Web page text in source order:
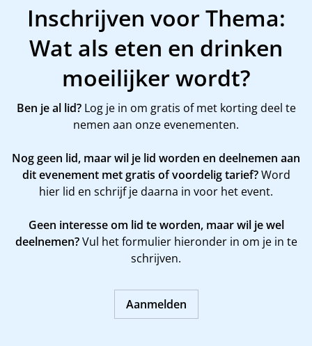
Inschrijven voor Thema:
Wat als eten en drinken
moeilijker wordt?
Ben je al lid?Log je in om gratis of met korting deel te
nemen aan onze evenementen.
Nog geen lid, maar wil je lid worden en deelnemen aan
dit evenement met gratis of voordelig tarief?Word
hier lid en schrijf je daarna in voor het event.
Geen interesse om lid te worden, maar wil je wel
deelnemen?Vul het formulier hieronder in om je in te
schrijven.
Aanmelden